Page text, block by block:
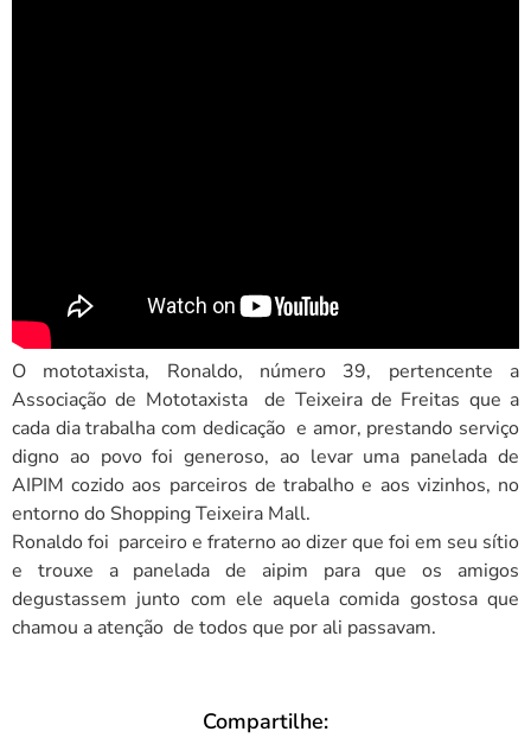
O mototaxista, Ronaldo, número 39, pertencente a
Associação de Mototaxista de Teixeira de Freitas que a
cada dia trabalha com dedicação e amor, prestando serviço
digno ao povo foi generoso, ao levar uma panelada de
AIPIM cozido aos parceiros de trabalho e aos vizinhos, no
entorno do Shopping Teixeira Mall.
Ronaldo foi parceiro e fraterno ao dizer que foi em seu sítio
e trouxe a panelada de aipim para que os amigos
degustassem junto com ele aquela comida gostosa que
chamou a atenção de todos que por ali passavam.
Compartilhe: